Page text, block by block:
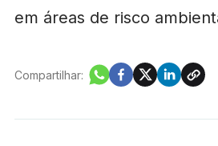
em áreas de risco
Compartilhar: